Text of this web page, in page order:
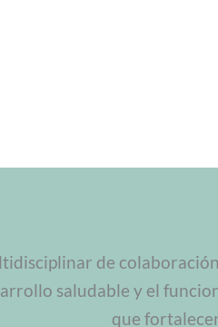
de
saludable y el
que